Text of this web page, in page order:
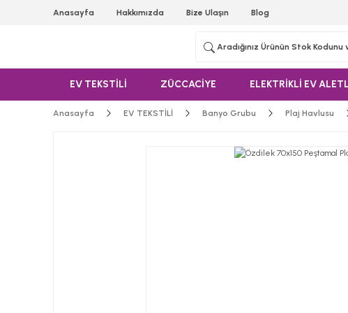
Anasayfa Hakkımızda Bize Ulaşın Blog
EV TEKSTİLİ ZÜCCACİYE ELEKTRİKLİ EV
Anasayfa EV TEKSTİLİ Banyo Grubu Plaj Havlusu